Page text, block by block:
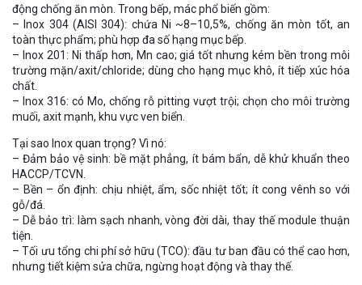
động chống ăn mòn. Trong bếp, mác phổ biến gồm:
– Inox 304 (AISI 304): chứa Ni ~8–10,5%, chống ăn mòn tốt, an
toàn thực phẩm; phù hợp đa số hạng mục bếp.
– Inox 201: Ni thấp hơn, Mn cao; giá tốt nhưng kém bền trong môi
trường mặn/axit/chloride; dùng cho hạng mục khô, ít tiếp xúc hóa
chất.
– Inox 316: có Mo, chống rỗ pitting vượt trội; chọn cho môi trường
muối, axit mạnh, khu vực ven biển.
Tại sao Inox quan trọng? Vì nó:
– Đảm bảo vệ sinh: bề mặt phẳng, ít bám bẩn, dễ khử khuẩn theo
HACCP/TCVN.
– Bền – ổn định: chịu nhiệt, ẩm, sốc nhiệt tốt; ít cong vênh so với
gỗ/đá.
– Dễ bảo trì: làm sạch nhanh, vòng đời dài, thay thế module thuận
tiện.
– Tối ưu tổng chi phí sở hữu (TCO): đầu tư ban đầu có thể cao hơn,
nhưng tiết kiệm sửa chữa, ngừng hoạt động và thay thế.